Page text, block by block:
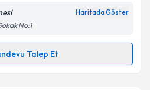
kabul ediyorum.
Talebini Gönder
Haritada Göster
No:1
Talep Et
Talebi